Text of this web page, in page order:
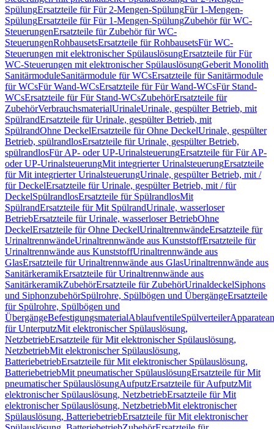
SpülungErsatzteile für Für 2-Mengen-SpülungFür 1-Mengen-
SpülungErsatzteile für Für 1-Mengen-SpülungZubehör für WC-
SteuerungenErsatzteile für Zubehör für WC-
SteuerungenRohbausetsErsatzteile für RohbausetsFür WC-
Steuerungen mit elektronischer SpülauslösungErsatzteile für Für
WC-Steuerungen mit elektronischer SpülauslösungGeberit Monolith
SanitärmoduleSanitärmodule für WCsErsatzteile für Sanitärmodule
für WCsFür Wand-WCsErsatzteile für Für Wand-WCsFür Stand-
WCsErsatzteile für Für Stand-WCsZubehörErsatzteile für
ZubehörVerbrauchsmaterialUrinaleUrinale, gespülter Betrieb, mit
SpülrandErsatzteile für Urinale, gespülter Betrieb, mit
SpülrandOhne DeckelErsatzteile für Ohne DeckelUrinale, gespülter
Betrieb, spülrandlosErsatzteile für Urinale, gespülter Betrieb,
spülrandlosFür AP- oder UP-UrinalsteuerungErsatzteile für Für AP-
oder UP-UrinalsteuerungMit integrierter UrinalsteuerungErsatzteile
für Mit integrierter UrinalsteuerungUrinale, gespülter Betrieb, mit /
für DeckelErsatzteile für Urinale, gespülter Betrieb, mit / für
DeckelSpülrandlosErsatzteile für SpülrandlosMit
SpülrandErsatzteile für Mit SpülrandUrinale, wasserloser
BetriebErsatzteile für Urinale, wasserloser BetriebOhne
DeckelErsatzteile für Ohne DeckelUrinaltrennwändeErsatzteile für
UrinaltrennwändeUrinaltrennwände aus KunststoffErsatzteile für
Urinaltrennwände aus KunststoffUrinaltrennwände aus
GlasErsatzteile für Urinaltrennwände aus GlasUrinaltrennwände aus
SanitärkeramikErsatzteile für Urinaltrennwände aus
SanitärkeramikZubehörErsatzteile für ZubehörUrinaldeckelSiphons
und SiphonzubehörSpülrohre, Spülbögen und ÜbergängeErsatzteile
für Spülrohre, Spülbögen und
ÜbergängeBefestigungsmaterialAblaufventileSpülverteiler
für UnterputzMit elektronischer Spülauslösung,
NetzbetriebErsatzteile für Mit elektronischer Spülauslösung,
NetzbetriebMit elektronischer Spülauslösung,
BatteriebetriebErsatzteile für Mit elektronischer Spülauslösung,
BatteriebetriebMit pneumatischer SpülauslösungErsatzteile für Mit
pneumatischer SpülauslösungAufputzErsatzteile für AufputzMit
elektronischer Spülauslösung, NetzbetriebErsatzteile für Mit
elektronischer Spülauslösung, NetzbetriebMit elektronischer
Spülauslösung, BatteriebetriebErsatzteile für Mit elektronischer